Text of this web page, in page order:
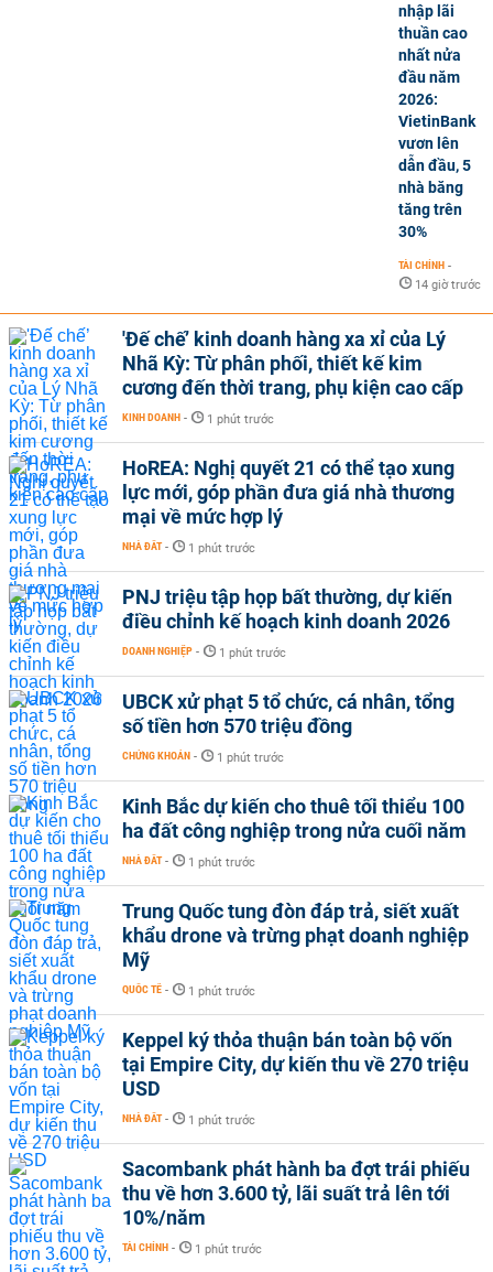
nhập lãi
thuần cao
nhất nửa
đầu năm
2026:
VietinBank
vươn lên
dẫn đầu, 5
nhà băng
tăng trên
30%
TÀI CHÍNH -
14 giờ trước
'Đế chế’ kinh doanh hàng xa xỉ của Lý
Nhã Kỳ: Từ phân phối, thiết kế kim
cương đến thời trang, phụ kiện cao cấp
KINH DOANH - 1 phút trước
HoREA: Nghị quyết 21 có thể tạo xung
lực mới, góp phần đưa giá nhà thương
mại về mức hợp lý
NHÀ ĐẤT - 1 phút trước
PNJ triệu tập họp bất thường, dự kiến
điều chỉnh kế hoạch kinh doanh 2026
DOANH NGHIỆP - 1 phút trước
UBCK xử phạt 5 tổ chức, cá nhân, tổng
số tiền hơn 570 triệu đồng
CHỨNG KHOÁN - 1 phút trước
Kinh Bắc dự kiến cho thuê tối thiểu 100
ha đất công nghiệp trong nửa cuối năm
NHÀ ĐẤT - 1 phút trước
Trung Quốc tung đòn đáp trả, siết xuất
khẩu drone và trừng phạt doanh nghiệp
Mỹ
QUỐC TẾ - 1 phút trước
Keppel ký thỏa thuận bán toàn bộ vốn
tại Empire City, dự kiến thu về 270 triệu
USD
NHÀ ĐẤT - 1 phút trước
Sacombank phát hành ba đợt trái phiếu
thu về hơn 3.600 tỷ, lãi suất trả lên tới
10%/năm
TÀI CHÍNH - 1 phút trước